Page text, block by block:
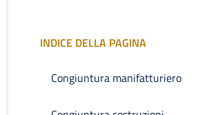
INDICE DELLA PAGINA
Congiuntura manifatturiero